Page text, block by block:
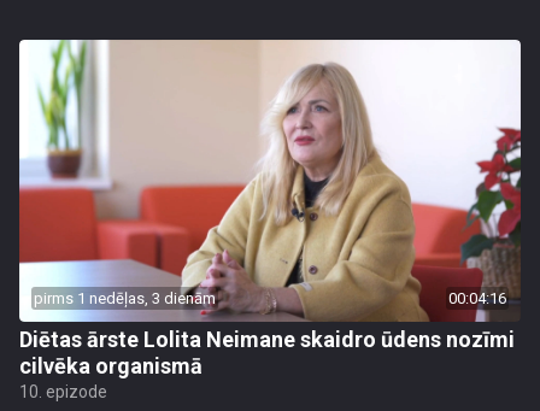
pirms 1 nedēļas, 3 dienām 00:04:16
Diētas ārste Lolita Neimane skaidro ūdens nozīmi
cilvēka organismā
10. epizode